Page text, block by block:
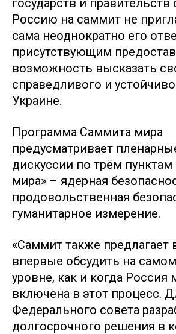
государств и правительств
Россию на саммит не
сама неоднократно его
присутствующим
возможность высказать
справедливого и
Украине.
Программа Саммита мира
предусматривает
дискуссии по трём
мира» – ядерная
продовольственная
гуманитарное измерение.
«Саммит также
впервые обсудить на
уровне, как и когда
включена в этот процесс.
Федерального совета
долгосрочного решения в